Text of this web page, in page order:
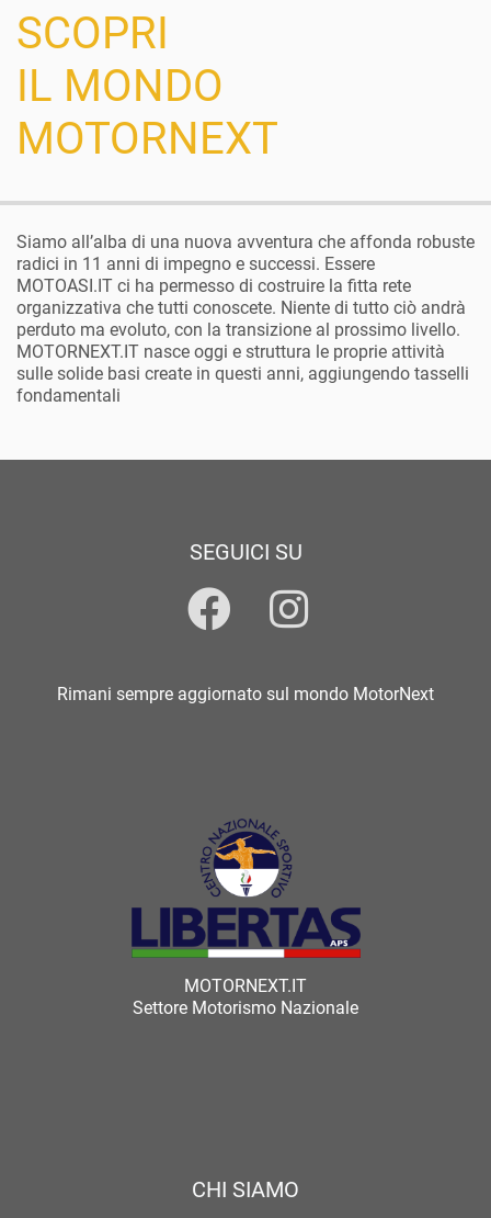
SCOPRI
IL MONDO
MOTORNEXT
Siamo all’alba di una nuova avventura che affonda robuste
radici in 11 anni di impegno e successi. Essere
MOTOASI.IT ci ha permesso di costruire la fitta rete
organizzativa che tutti conoscete. Niente di tutto ciò andrà
perduto ma evoluto, con la transizione al prossimo livello.
MOTORNEXT.IT nasce oggi e struttura le proprie attività
sulle solide basi create in questi anni, aggiungendo tasselli
fondamentali
SEGUICI SU
Rimani sempre aggiornato sul mondo MotorNext
MOTORNEXT.IT
Settore Motorismo Nazionale
CHI SIAMO